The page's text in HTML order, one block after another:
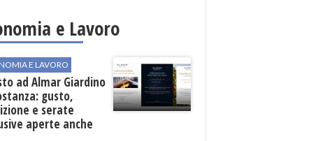
e Lavoro
E LAVORO
ad Almar Giardino
gusto,
e serate
aperte anche